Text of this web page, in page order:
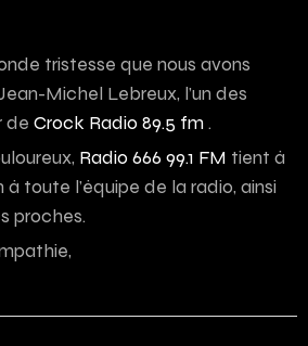
tristesse que nous avons
Michel Lebreux, l’un des
de Crock Radio 89.5 fm.
Radio 666 99.1 FM tient à
à toute l’équipe de la radio, ainsi
proches.